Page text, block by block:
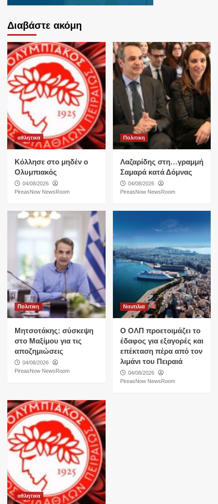
Διαβάστε ακόμη
αθλητικα
Κόλλησε στο μηδέν ο
Ολυμπιακός
04/08/2026
PireasNow NewsRoom
Πολιτικη
Λαζαρίδης στη…γραμμή
Σαμαρά κατά Δόμνας
04/08/2026
PireasNow NewsRoom
Πολιτικη
Μητσοτάκης: σύσκεψη
στο Μαξίμου για τις
αποζημιώσεις
04/08/2026
PireasNow NewsRoom
Ναυτιλια
O ΟΛΠ προετοιμάζει το
έδαφος για εξαγορές και
επέκταση πέρα από τον
λιμάνι του Πειραιά
04/08/2026
PireasNow NewsRoom
αθλητικα